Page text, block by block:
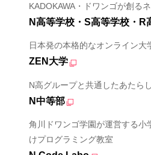
KADOKAWA・ドワンゴが創る
N高等学校・S高等学校・R
日本発の本格的なオンライン大
ZEN大学
N高グループと共通したあたら
N中等部
角川ドワンゴ学園が運営する小
けプログラミング教室